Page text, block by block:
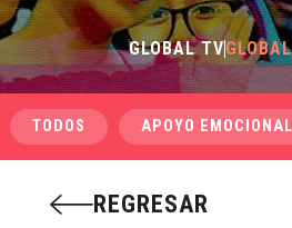
GLOBAL TV
TODOS APOYO EMOCIONAL
REGRESAR